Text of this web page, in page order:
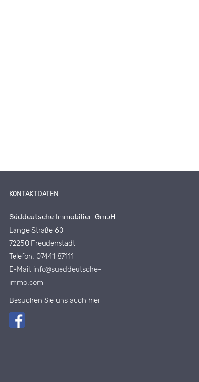
KONTAKTDATEN
Süddeutsche Immobilien GmbH
Lange Straße 60
72250 Freudenstadt
Telefon: 07441 87111
E-Mail: info@sueddeutsche-
immo.com
Besuchen Sie uns auch hier